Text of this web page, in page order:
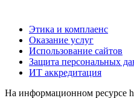
Этика и комплаенс
Оказание услуг
Использование сайтов
Защита персональных
ИТ аккредитация
На информационном ресурсе